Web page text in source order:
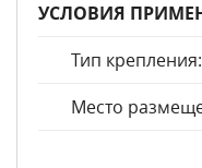
УСЛОВИЯ
Тип крепления:
Место